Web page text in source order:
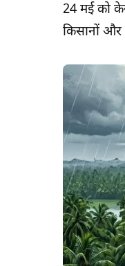
24 मई को
किसानों और